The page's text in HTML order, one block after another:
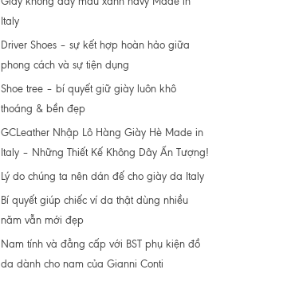
Italy
Driver Shoes – sự kết hợp hoàn hảo giữa
phong cách và sự tiện dụng
Shoe tree – bí quyết giữ giày luôn khô
thoáng & bền đẹp
GCLeather Nhập Lô Hàng Giày Hè Made in
Italy – Những Thiết Kế Không Dây Ấn Tượng!
Lý do chúng ta nên dán đế cho giày da Italy
Bí quyết giúp chiếc ví da thật dùng nhiều
năm vẫn mới đẹp
Nam tính và đẳng cấp với BST phụ kiện đồ
da dành cho nam của Gianni Conti